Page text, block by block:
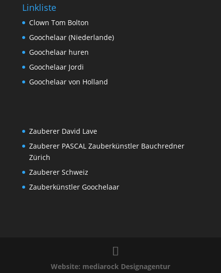
Linkliste
Clown Tom Bolton
Goochelaar (Niederlande)
Goochelaar huren
Goochelaar Jordi
Goochelaar von Holland
Zauberer David Lave
Zauberer PASCAL Zauberkünstler Bauchredner
Zürich
Zauberer Schweiz
Zauberkünstler Goochelaar
Website: mediarock Designagentur